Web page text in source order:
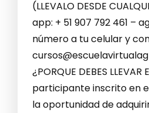
(LLEVALO DESDE
app: + 51 907 792 461 –
número a tu celular y
¿PORQUE DEBES LLEVAR
participante inscrito en
la oportunidad de